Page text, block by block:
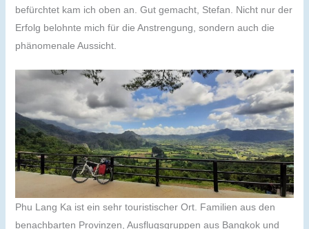
befürchtet kam ich oben an. Gut gemacht, Stefan. Nicht nur der
Erfolg belohnte mich für die Anstrengung, sondern auch die
phänomenale Aussicht.
Phu Lang Ka ist ein sehr touristischer Ort. Familien aus den
benachbarten Provinzen, Ausflugsgruppen aus Bangkok und